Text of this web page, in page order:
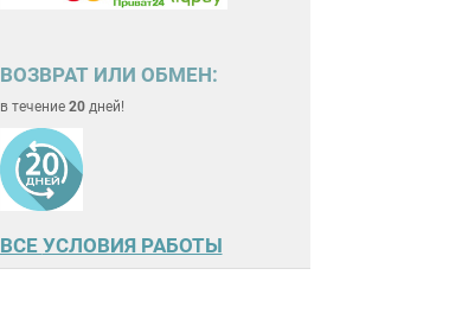
ВОЗВРАТ ИЛИ ОБМЕН:
в течение 20дней!
ВСЕ УСЛОВИЯ РАБОТЫ